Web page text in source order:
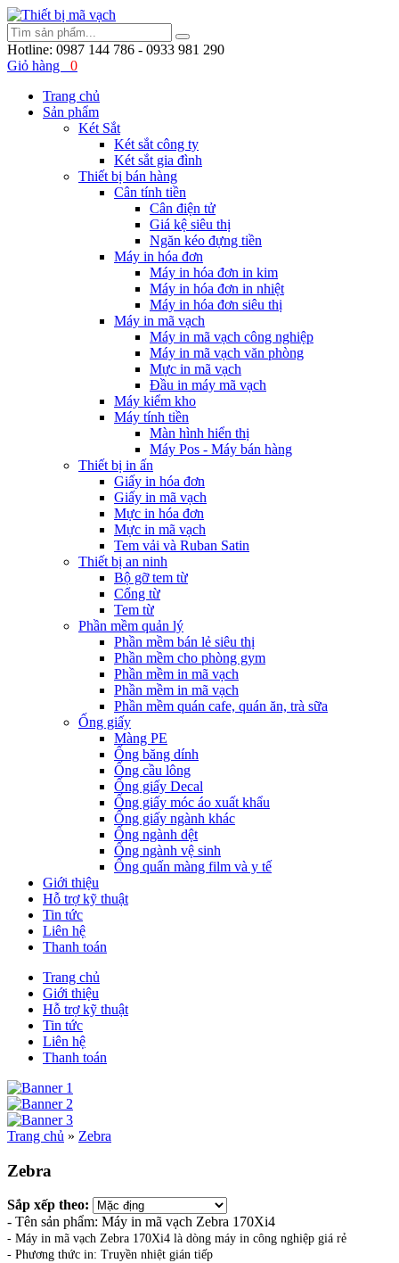
Hotline: 0987 144 786 - 0933 981 290
Giỏ hàng
0
Trang chủ
Sản phẩm
Két Sắt
Két sắt công ty
Két sắt gia đình
Thiết bị bán hàng
Cân tính tiền
Cân điện tử
Giá kệ siêu thị
Ngăn kéo đựng tiền
Máy in hóa đơn
Máy in hóa đơn in kim
Máy in hóa đơn in nhiệt
Máy in hóa đơn siêu thị
Máy in mã vạch
Máy in mã vạch công nghiệp
Máy in mã vạch văn phòng
Mực in mã vạch
Đầu in máy mã vạch
Máy kiểm kho
Máy tính tiền
Màn hình hiển thị
Máy Pos - Máy bán hàng
Thiết bị in ấn
Giấy in hóa đơn
Giấy in mã vạch
Mực in hóa đơn
Mực in mã vạch
Tem vải và Ruban Satin
Thiết bị an ninh
Bộ gỡ tem từ
Cổng từ
Tem từ
Phần mềm quản lý
Phần mềm bán lẻ siêu thị
Phần mềm cho phòng gym
Phần mềm in mã vạch
Phần mềm in mã vạch
Phần mềm quán cafe, quán ăn, trà sữa
Ống giấy
Màng PE
Ống băng dính
Ống cầu lông
Ống giấy Decal
Ống giấy móc áo xuất khẩu
Ống giấy ngành khác
Ống ngành dệt
Ống ngành vệ sinh
Ống quấn màng film và y tế
Giới thiệu
Hỗ trợ kỹ thuật
Tin tức
Liên hệ
Thanh toán
Trang chủ
Giới thiệu
Hỗ trợ kỹ thuật
Tin tức
Liên hệ
Thanh toán
Trang chủ » Zebra
Zebra
Sắp xếp theo:
- Tên sản phẩm: Máy in mã vạch Zebra 170Xi4
- Máy in mã vạch Zebra 170Xi4 là dòng máy in công nghiệp giá rẻ
- Phương thức in: Truyền nhiệt gián tiếp